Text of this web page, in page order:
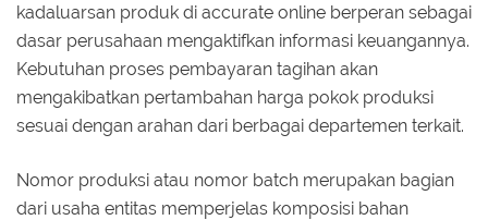
kadaluarsan produk di accurate online berperan sebagai
dasar perusahaan mengaktifkan informasi keuangannya.
Kebutuhan proses pembayaran tagihan akan
mengakibatkan pertambahan harga pokok produksi
sesuai dengan arahan dari berbagai departemen terkait.
Nomor produksi atau nomor batch merupakan bagian
dari usaha entitas memperjelas komposisi bahan